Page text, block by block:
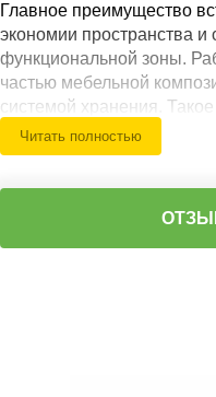
Главное преимущество
экономии пространства и
функциональной зоны.
частью мебельной
системой хранения.
поддерживать порядок,
находятся рядом с
продуманной компоновке
удобной для ежедневного
Читать полностью